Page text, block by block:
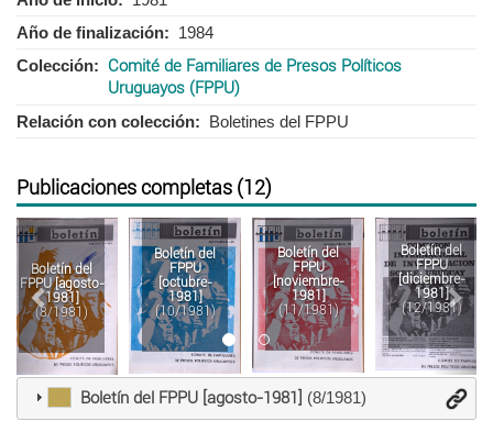
Año de finalización
1984
Colección
Comité de Familiares de Presos Políticos
Uruguayos (FPPU)
Relación con colección Boletines del FPPU
Publicaciones completas (12)
Boletín del
FPPU [agosto-
1981]
(8/1981)
Boletín del
FPPU
[octubre-
1981]
(10/1981)
Boletín del
FPPU
[noviembre-
1981]
(11/1981)
Boletín del
FPPU
[diciembre-
1981]
(12/1981)
Anterior
Boletín del FPPU [agosto-1981] (8/1981)